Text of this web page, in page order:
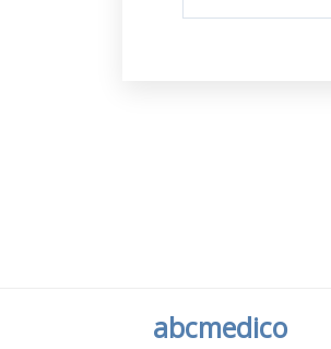
abcmedico